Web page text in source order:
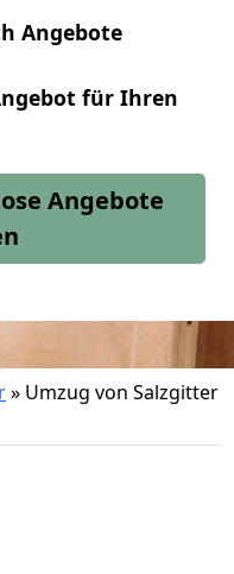
Angebote
für Ihren
Angebote
» Umzug von Salzgitter